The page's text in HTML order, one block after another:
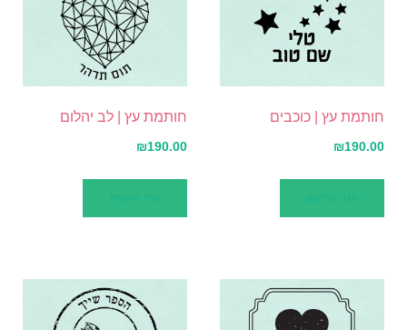
חותמת עץ | כוכבים
₪190.00
עוד פרטים
חותמת עץ | לב יהלום
₪190.00
עוד פרטים